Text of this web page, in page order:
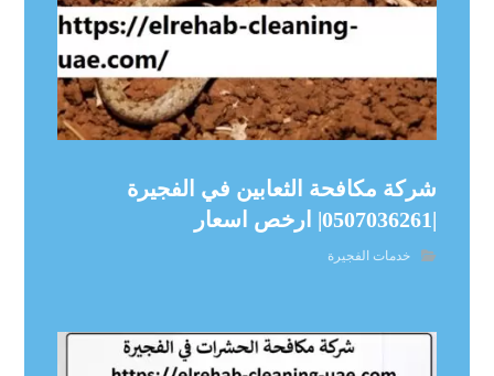
شركة مكافحة الثعابين في الفجيرة
|0507036261| ارخص اسعار
خدمات الفجيرة